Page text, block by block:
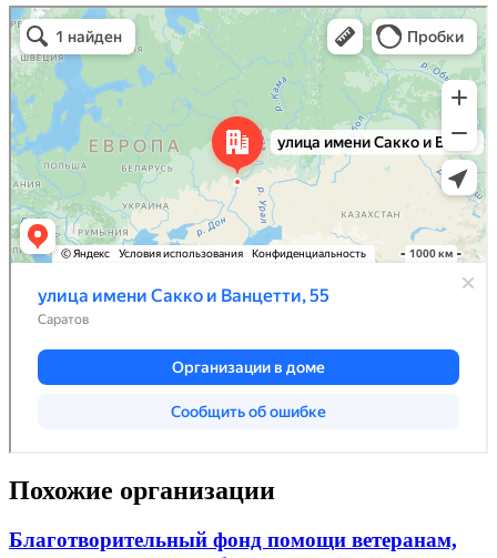
Похожие организации
Благотворительный фонд помощи ветеранам,